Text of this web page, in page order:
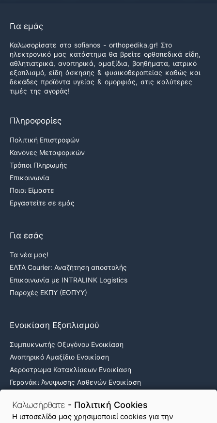
Καλωσήρθατε - Πολιτική Cookies
H ιστοσελίδα μας χρησιμοποιεί cookies για την
Για εμάς
Καλωσορίσατε στο sofianos - orthopedika.gr! Στο
ηλεκτρονικό μας κατάστημα θα βρείτε ορθοπεδικά είδη,
αθλητιατρικά, αναπηρικά, αμαξίδια, βοηθήματα, ιατρικό
εξοπλισμό, είδη άσκησης & φυσικοθεραπείας καθώς και
δεκάδες προϊόντα υγείας & ομορφιάς, στις καλύτερες
τιμές της αγοράς!
Πληροφορίες
Πολιτική Επιστροφών
Κανόνες Μεταφορικών
Τρόποι Πληρωμής
Επικοινωνία
Ποιοι Είμαστε
Εργαστείτε σε εμάς
Για εσάς
Τα νέα μας!
ΕΛΤΑ Courier: Αναζήτηση αποστολής
Επικοινωνία με INTRALINK Logistics
Παροχές ΕΚΠΥ (ΕΟΠΥΥ)
Ενοικίαση Εξοπλισμού
Συμπυκνωτής Οξυγόνου Ενοικίαση
Αναπηρικό Αμαξίδιο Ενοικίαση
Αερόστρωμα Κατακλίσεων Ενοικίαση
Γερανάκι Άνυψωσης Ασθενών Ενοικίαση